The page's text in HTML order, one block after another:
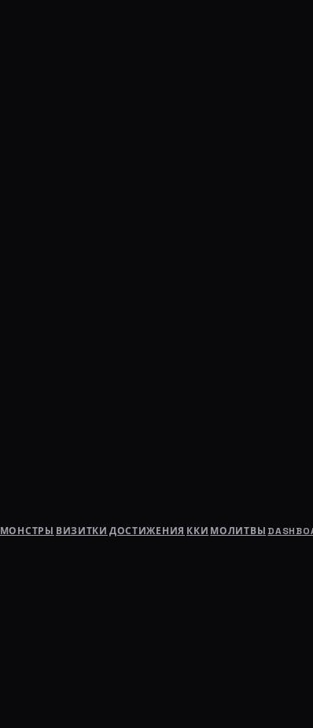
МОНСТРЫ ВИЗИТКИ ДОСТИЖЕНИЯ ККИ МОЛИТВЫ